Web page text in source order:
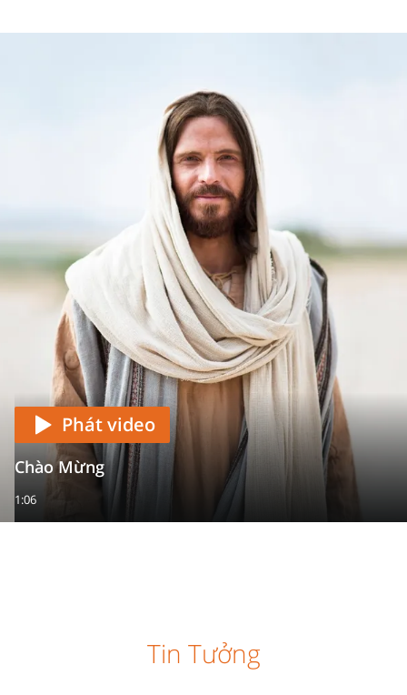
Phát video
Chào Mừng
1:06
Tin Tưởng